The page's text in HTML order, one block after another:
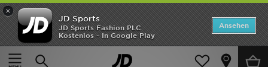
×
JD Sports
JD Sports Fashion PLC
Kostenlos - In Google Play
Ansehen
Startseite
Frauen Frauenschuhe Sneakers
Startseite
ANGEBOTE